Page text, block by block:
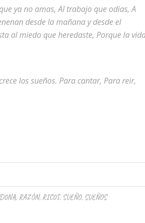
ya no amas, Al trabajo que odias, A
desde la mañana y desde el
al miedo que heredaste, Porque la
los sueños. Para cantar, Para reir,
, RAZÓN, RICOS, SUEÑO, SUEÑOS